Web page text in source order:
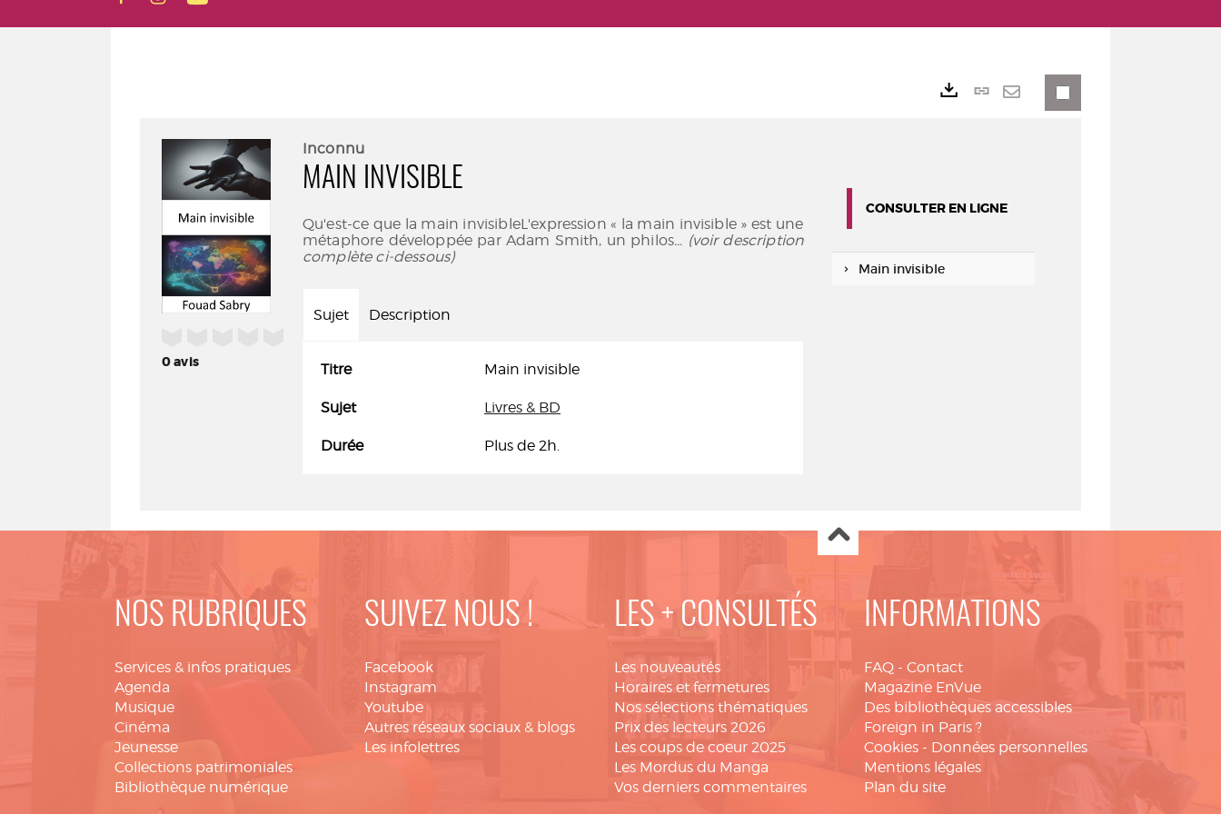
0avis
Inconnu
MAIN INVISIBLE
Qu'est-ce que la main invisibleL'expression « la main invisible » est une
métaphore développée par Adam Smith, un philos... (voir description
complète ci-dessous)
Sujet Description
Titre Main invisible
Sujet Livres & BD
Durée Plus de 2h.
Lien
CONSULTER EN LIGNE
Main invisible
NOS RUBRIQUES
Services & infos pratiques
Agenda
Musique
Cinéma
Jeunesse
Collections patrimoniales
Bibliothèque numérique
SUIVEZ NOUS !
Facebook
Instagram
Youtube
Autres réseaux sociaux & blogs
Les infolettres
LES + CONSULTÉS
Les nouveautés
Horaires et fermetures
Nos sélections thématiques
Prix des lecteurs 2026
Les coups de coeur 2025
Les Mordus du Manga
Vos derniers commentaires
INFORMATIONS
FAQ - Contact
Magazine EnVue
Des bibliothèques accessibles
Foreign in Paris ?
Cookies - Données personnelles
Mentions légales
Plan du site